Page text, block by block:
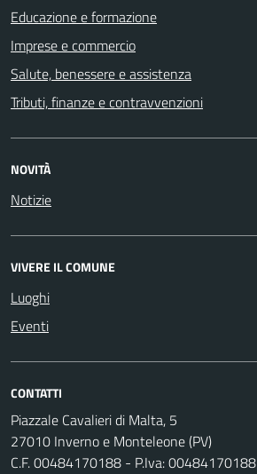
Educazione e formazione
Imprese e commercio
Salute, benessere e assistenza
Tributi, finanze e contravvenzioni
NOVITÀ
Notizie
VIVERE IL COMUNE
Luoghi
Eventi
CONTATTI
Piazzale Cavalieri di Malta, 5
27010 Inverno e Monteleone (PV)
C.F. 00484170188 - P.Iva: 00484170188